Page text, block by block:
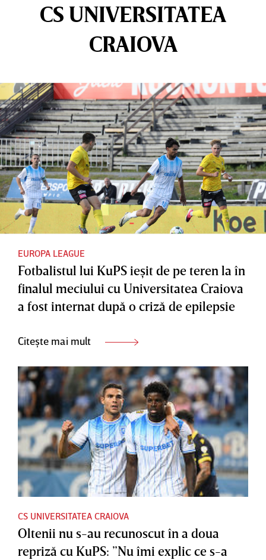
CS UNIVERSITATEA
CRAIOVA
EUROPA LEAGUE
Fotbalistul lui KuPS ieşit de pe teren la în
finalul meciului cu Universitatea Craiova
a fost internat după o criză de epilepsie
Citește mai mult
CS UNIVERSITATEA CRAIOVA
Oltenii nu s-au recunoscut în a doua
repriză cu KuPS: ”Nu îmi explic ce s-a